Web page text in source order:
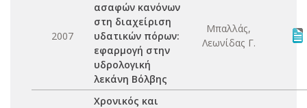
2007
ασαφών κανόνων
στη διαχείριση
υδατικών πόρων:
εφαρμογή στην
υδρολογική
λεκάνη Βόλβης
Μπαλλάς,
Λεωνίδας Γ.
Χρονικός και